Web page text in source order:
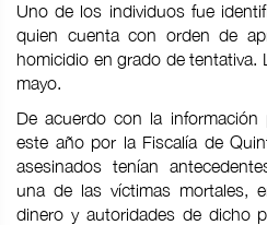
Uno de los individuos fue
quien cuenta con orden de
homicidio en grado de tentativa.
mayo.
De acuerdo con la
este año por la Fiscalía de
asesinados tenían
una de las víctimas mortales,
dinero y autoridades de dicho